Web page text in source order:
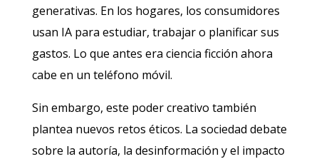
generativas. En los hogares, los consumidores
usan IA para estudiar, trabajar o planificar sus
gastos. Lo que antes era ciencia ficción ahora
cabe en un teléfono móvil.
Sin embargo, este poder creativo también
plantea nuevos retos éticos. La sociedad debate
sobre la autoría, la desinformación y el impacto